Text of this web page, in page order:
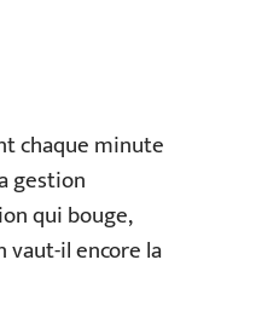
chaque minute
gestion
qui bouge,
vaut-il encore la